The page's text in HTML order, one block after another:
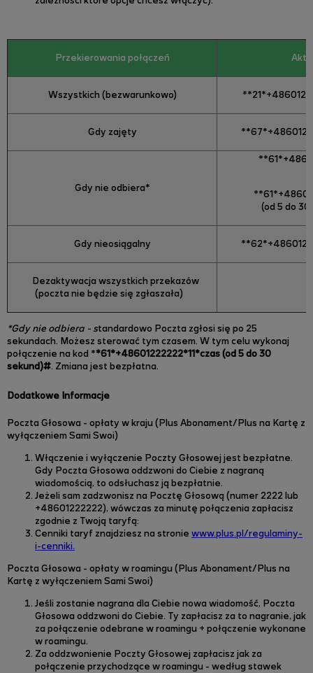
Przekierowania połączeń
Wszystkich (bezwarunkowo)
Gdy zajęty
Gdy nie odbiera*
(od 5 do
Gdy nieosiągalny
Dezaktywacja wszystkich przekazów
(poczta nie będzie się zgłaszała)
*Gdy nie odbiera - standardowo Poczta zgłosi się po 25
sekundach. Możesz sterować tym czasem. W tym celu wykonaj
połączenie na kod **61*+48601222222*11*czas (od 5 do 30
sekund)#. Zmiana jest bezpłatna.
Dodatkowe Informacje
Poczta Głosowa - opłaty w kraju (Plus Abonament/Plus na Kartę z
wyłączeniem Sami Swoi)
Włączenie i wyłączenie Poczty Głosowej jest bezpłatne.
Gdy Poczta Głosowa oddzwoni do Ciebie z nagraną
wiadomością, to odsłuchasz ją bezpłatnie.
Jeżeli sam zadzwonisz na Pocztę Głosową (numer 2222 lub
+48601222222), wówczas za minutę połączenia zapłacisz
zgodnie z Twoją taryfą:
Cenniki taryf znajdziesz na stronie www.plus.pl/regulaminy-
i-cenniki.
Poczta Głosowa - opłaty w roamingu (Plus Abonament/Plus na
Kartę z wyłączeniem Sami Swoi)
Jeśli zostanie nagrana dla Ciebie nowa wiadomość, Poczta
Głosowa oddzwoni do Ciebie. Ty zapłacisz za to nagranie, jak
za połączenie odebrane w roamingu + połączenie wykonane
w roamingu.
Za oddzwonienie Poczty Głosowej zapłacisz jak za
połączenie przychodzące w roamingu - według stawek